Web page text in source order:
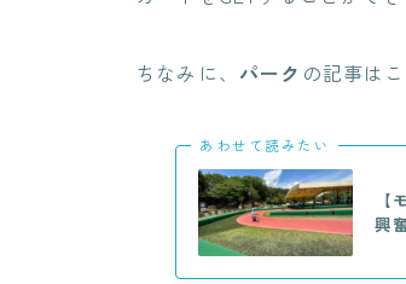
ちなみに、 パーク の記事は
あわせて読みたい
興